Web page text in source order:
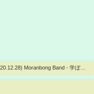
Moranbong Band - 学ぼう /
日本語字幕付き